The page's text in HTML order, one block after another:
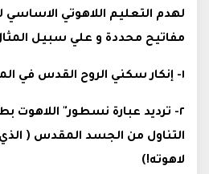
لهدم التعليم اللاهوتي
مفاتيح محددة و علي سبيل
١- إنكار سكني الروح القدس في المؤمنين.
٢- ترديد عبارة نسطور" اللاهوت
التناول من الجسد المقدس (
لاهوته!)